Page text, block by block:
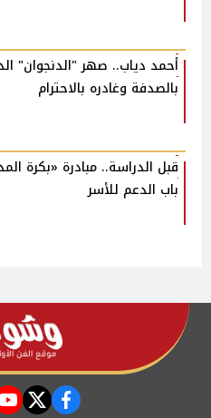
أحمد دياب.. صهر "الدنجوان"
بالصدفة وغادره بالاحترام
قبل الدراسة.. مبادرة «بكرة
باب الدعم للأسر
facebook